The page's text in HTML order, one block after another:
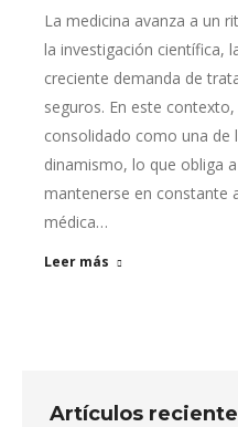
La medicina avanza a un
la investigación científica,
creciente demanda de
seguros. En este
consolidado como una de
dinamismo, lo que obliga
mantenerse en constante
médica…
Leer más
Artículos